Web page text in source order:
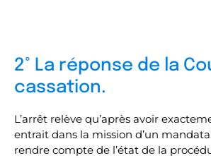
2° La réponse de la
cassation.
L’arrêt relève qu’après avoir
entrait dans la mission d’un
rendre compte de l’état de la